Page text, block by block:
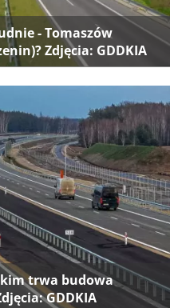
- Tomaszów
Zdjęcia: GDDKIA
trwa budowa
GDDKIA